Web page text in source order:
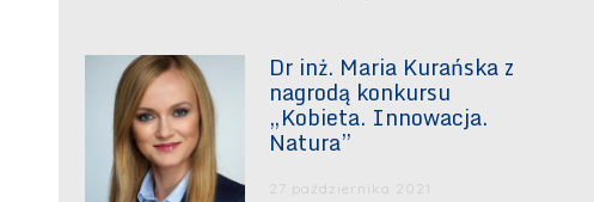
Dr inż. Maria Kurańska z
nagrodą konkursu
„Kobieta. Innowacja.
Natura”
27 października 2021